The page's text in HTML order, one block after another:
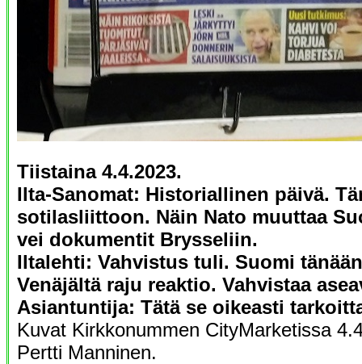
Tiistaina 4.4.2023.
Ilta-Sanomat: Historiallinen päivä.
sotilasliittoon. Näin Nato muuttaa
vei dokumentit Brysseliin.
Iltalehti: Vahvistus tuli. Suomi
Venäjältä raju reaktio. Vahvistaa
Asiantuntija: Tätä se oikeasti
Kuvat Kirkkonummen CityMarketissa
Pertti Manninen.